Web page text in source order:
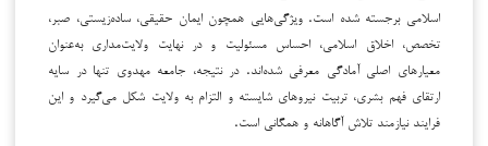
اسلامی برجسته شده است. ویژگی‌هایی همچون ایمان حقیقی، ساده‌زیستی، صبر،
تخصص، اخلاق اسلامی، احساس مسئولیت و در نهایت ولایت‌مداری به‌عنوان
معیارهای اصلی آمادگی معرفی شده‌اند. در نتیجه، جامعه مهدوی تنها در سایه
ارتقای فهم بشری، تربیت نیروهای شایسته و التزام به ولایت شکل می‌گیرد و این
فرایند نیازمند تلاش آگاهانه و همگانی است.